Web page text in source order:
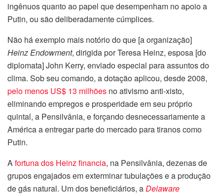
ingênuos quanto ao papel que desempenham no apoio a
Putin, ou são deliberadamente cúmplices.
Não há exemplo mais notório do que [a organização]
Heinz Endowment, dirigida por Teresa Heinz, esposa [do
diplomata] John Kerry, enviado especial para assuntos do
clima. Sob seu comando, a dotação aplicou, desde 2008,
pelo menos US$ 13 milhões no ativismo anti-xisto,
eliminando empregos e prosperidade em seu próprio
quintal, a Pensilvânia, e forçando desnecessariamente a
América a entregar parte do mercado para tiranos como
Putin.
Afortuna dos Heinz financia, na Pensilvânia, dezenas de
grupos engajados em exterminar tubulações e a produção
de gás natural. Um dos beneficiários, aDelaware